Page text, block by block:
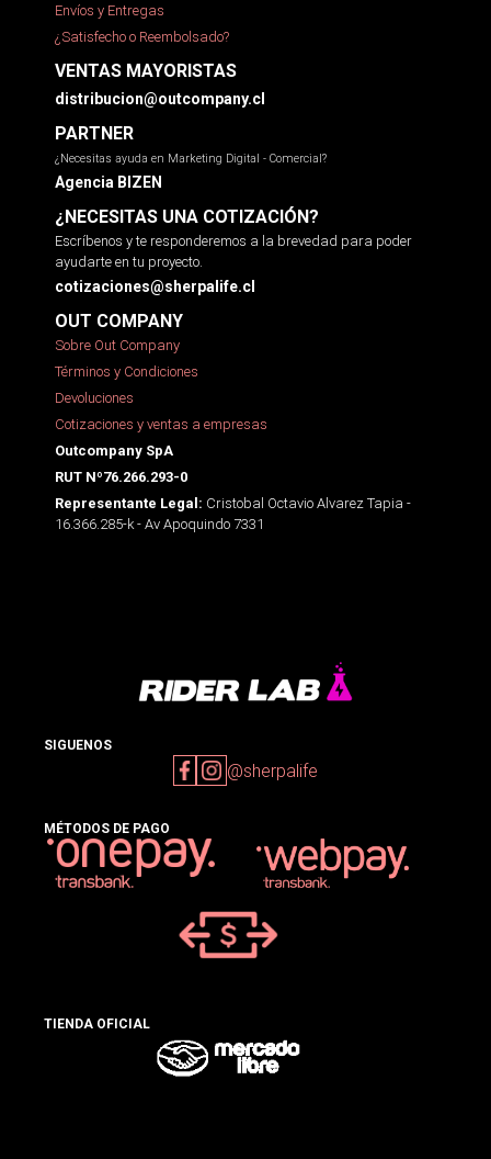
Envíos y Entregas
¿Satisfecho o Reembolsado?
VENTAS MAYORISTAS
distribucion@outcompany.cl
PARTNER
¿Necesitas ayuda en Marketing Digital - Comercial?
Agencia BIZEN
¿NECESITAS UNA COTIZACIÓN?
Escríbenos y te responderemos a la brevedad para poder
ayudarte en tu proyecto.
cotizaciones@sherpalife.cl
OUT COMPANY
Sobre Out Company
Términos y Condiciones
Devoluciones
Cotizaciones y ventas a empresas
Outcompany SpA
RUT Nº76.266.293-0
Representante Legal: Cristobal Octavio Alvarez Tapia -
16.366.285-k - Av Apoquindo 7331
SIGUENOS
@sherpalife
MÉTODOS DE PAGO
TIENDA OFICIAL